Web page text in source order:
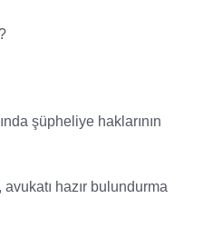
şüpheliye haklarının
hazır bulundurma